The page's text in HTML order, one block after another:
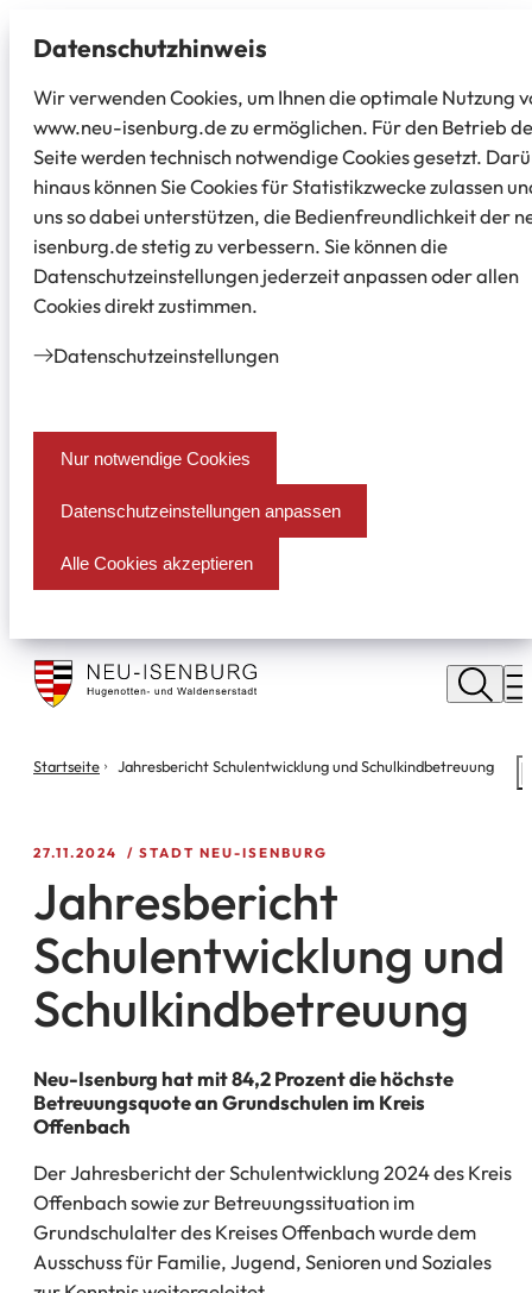
Datenschutz­hinweis
Wir verwenden Cookies, um Ihnen die optimale Nutzung
www.neu-isenburg.de zu ermöglichen. Für den Betrieb
Seite werden technisch notwendige Cookies gesetzt.
hinaus können Sie Cookies für Statistikzwecke zulassen
uns so dabei unterstützen, die Bedienfreundlichkeit der
isenburg.de stetig zu verbessern. Sie können die
Datenschutzeinstellungen jederzeit anpassen oder allen
Cookies direkt zustimmen.
Datenschutz­einstellungen
Nur notwendige Cookies
Datenschutzeinstellungen anpassen
Alle Cookies akzeptieren
Stadt
Neu
Isenburg
SieStartseite Jahresbericht Schulentwicklung und Schulkindbetreuung
27.11.2024 STADT NEU-ISENBURG
Jahresbericht
Schulentwicklung und
Schulkindbetreuung
Neu-Isenburg hat mit 84,2 Prozent die höchste
Betreuungsquote an Grundschulen im Kreis
Offenbach
Der Jahresbericht der Schulentwicklung 2024 des Kreis
Offenbach sowie zur Betreuungssituation im
Grundschulalter des Kreises Offenbach wurde dem
Ausschuss für Familie, Jugend, Senioren und Soziales